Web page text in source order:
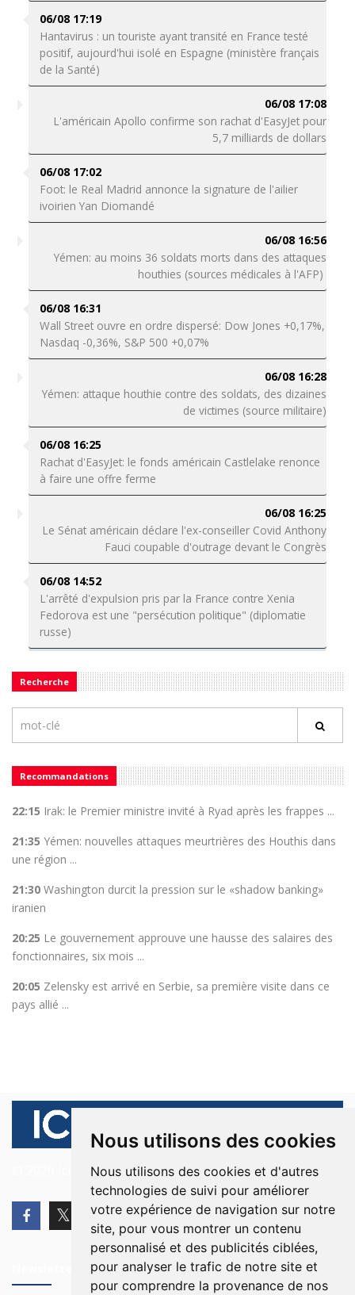
Nous utilisons des cookies
Nous utilisons des cookies et d'autres
technologies de suivi pour améliorer
votre expérience de navigation sur notre
site, pour vous montrer un contenu
personnalisé et des publicités ciblées,
pour analyser le trafic de notre site et
pour comprendre la provenance de nos
06/08 17:19
Hantavirus : un touriste ayant transité en France testé
positif, aujourd'hui isolé en Espagne (ministère français
de la Santé)
06/08 17:08
L'américain Apollo confirme son rachat d'EasyJet pour
5,7 milliards de dollars
06/08 17:02
Foot: le Real Madrid annonce la signature de l'ailier
ivoirien Yan Diomandé
06/08 16:56
Yémen: au moins 36 soldats morts dans des attaques
houthies (sources médicales à l'AFP)
06/08 16:31
Wall Street ouvre en ordre dispersé: Dow Jones +0,17%,
Nasdaq -0,36%, S&P 500 +0,07%
06/08 16:28
Yémen: attaque houthie contre des soldats, des dizaines
de victimes (source militaire)
06/08 16:25
Rachat d'EasyJet: le fonds américain Castlelake renonce
à faire une offre ferme
06/08 16:25
Le Sénat américain déclare l'ex-conseiller Covid Anthony
Fauci coupable d'outrage devant le Congrès
06/08 14:52
L'arrêté d'expulsion pris par la France contre Xenia
Fedorova est une "persécution politique" (diplomatie
russe)
Recherche
Recommandations
22:15 Irak: le Premier ministre invité à Ryad après les frappes ...
21:35 Yémen: nouvelles attaques meurtrières des Houthis dans
une région ...
21:30 Washington durcit la pression sur le «shadow banking»
iranien
20:25 Le gouvernement approuve une hausse des salaires des
fonctionnaires, six mois ...
20:05 Zelensky est arrivé en Serbie, sa première visite dans ce
pays allié ...
© 2026 Ici Beyrouth. Tous les droits sont réservés.